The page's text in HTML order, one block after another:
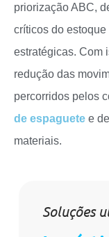
priorização ABC,
críticos do
estratégicas. Com
redução das
percorridos pelos
de espaguete e
materiais.
Soluções